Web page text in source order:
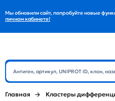
Мы обновили сайт, попробуйте новые
личном кабинете!
Главная Кластеры